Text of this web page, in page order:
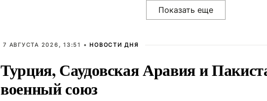
7 АВГУСТА 2026, 13:51 • НОВОСТИ ДНЯ
Турция, Саудовская Аравия и
военный союз